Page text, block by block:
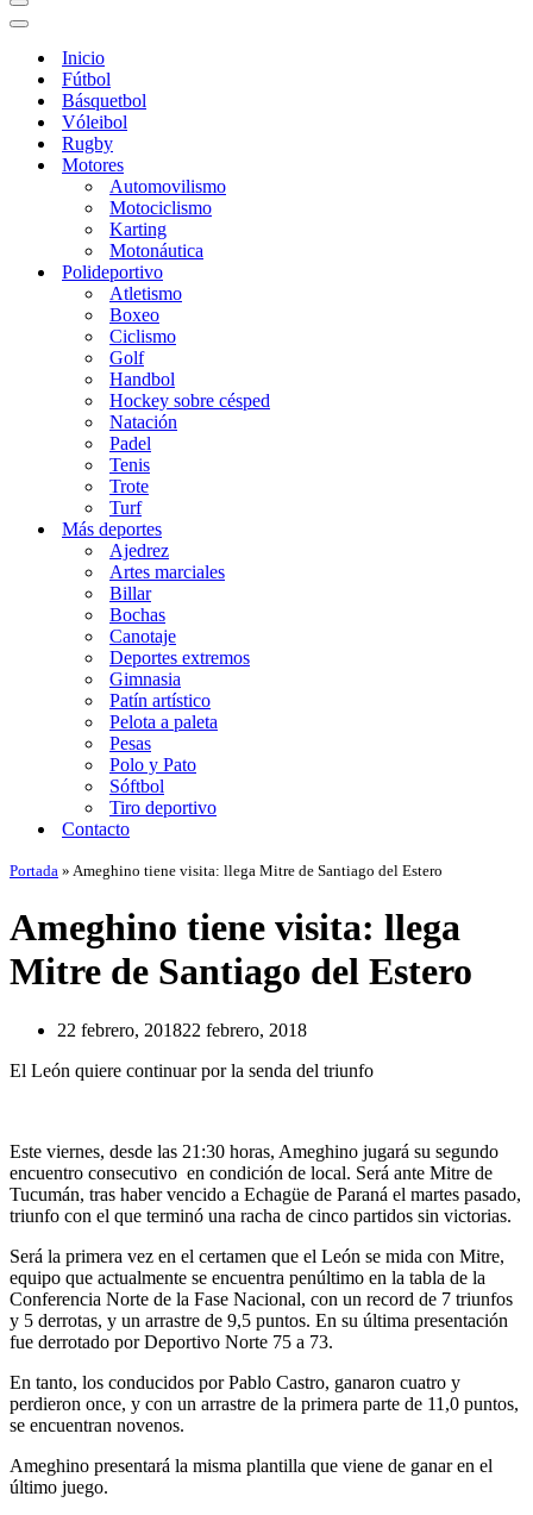
Menú
de
Menú
navegación
Inicio
Fútbol
Básquetbol
Vóleibol
Rugby
Motores
Automovilismo
Motociclismo
Karting
Motonáutica
Polideportivo
Atletismo
Boxeo
Ciclismo
Golf
Handbol
Hockey sobre césped
Natación
Padel
Tenis
Trote
Turf
Más deportes
Ajedrez
Artes marciales
Billar
Bochas
Canotaje
Deportes extremos
Gimnasia
Patín artístico
Pelota a paleta
Pesas
Polo y Pato
Sóftbol
Tiro deportivo
Contacto
Portada » Ameghino tiene visita: llega Mitre de Santiago del Estero
Ameghino tiene visita: llega
Mitre de Santiago del Estero
22 febrero, 201822 febrero, 2018
El León quiere continuar por la senda del triunfo
Este viernes, desde las 21:30 horas, Ameghino jugará su segundo
encuentro consecutivo en condición de local. Será ante Mitre de
Tucumán, tras haber vencido a Echagüe de Paraná el martes pasado,
triunfo con el que terminó una racha de cinco partidos sin victorias.
Será la primera vez en el certamen que el León se mida con Mitre,
equipo que actualmente se encuentra penúltimo en la tabla de la
Conferencia Norte de la Fase Nacional, con un record de 7 triunfos
y 5 derrotas, y un arrastre de 9,5 puntos. En su última presentación
fue derrotado por Deportivo Norte 75 a 73.
En tanto, los conducidos por Pablo Castro, ganaron cuatro y
perdieron once, y con un arrastre de la primera parte de 11,0 puntos,
se encuentran novenos.
Ameghino presentará la misma plantilla que viene de ganar en el
último juego.